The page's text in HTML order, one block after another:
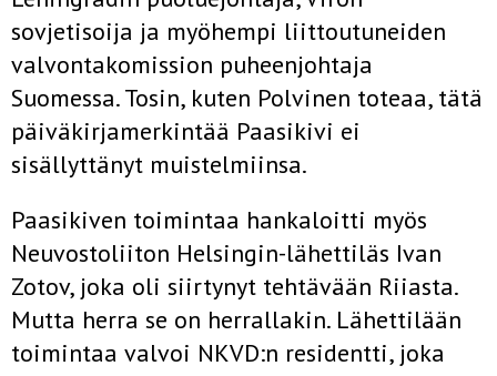
sovjetisoija ja myöhempi liittoutuneiden
valvontakomission puheenjohtaja
Suomessa. Tosin, kuten Polvinen toteaa, tätä
päiväkirjamerkintää Paasikivi ei
sisällyttänyt muistelmiinsa.
Paasikiven toimintaa hankaloitti myös
Neuvostoliiton Helsingin-lähettiläs Ivan
Zotov, joka oli siirtynyt tehtävään Riiasta.
Mutta herra se on herrallakin. Lähettilään
toimintaa valvoi NKVD:n residentti, joka